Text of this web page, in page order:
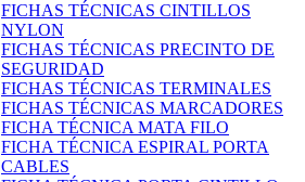
FICHAS TÉCNICAS CINTILLOS
NYLON
FICHAS TÉCNICAS PRECINTO DE
SEGURIDAD
FICHAS TÉCNICAS TERMINALES
FICHAS TÉCNICAS MARCADORES
FICHA TÉCNICA MATA FILO
FICHA TÉCNICA ESPIRAL PORTA
CABLES